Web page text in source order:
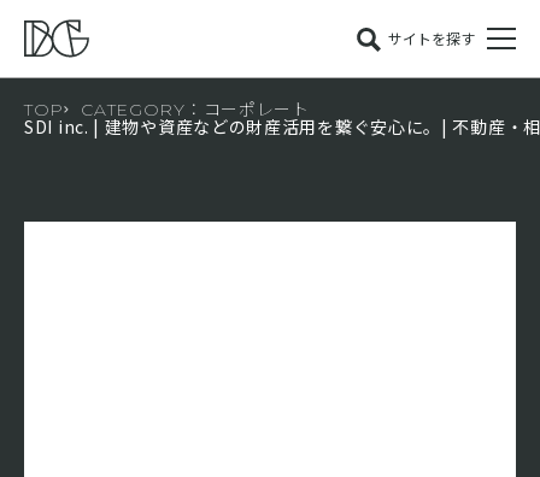
サイトを探す
TOP CATEGORY：コーポレート
SDI inc. | 建物や資産などの財産活用を繋ぐ安心に。| 不動産・